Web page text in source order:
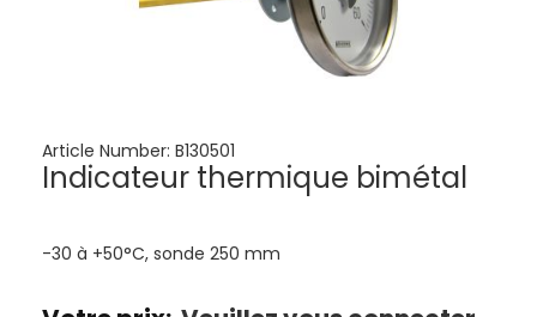
Article Number: B130501
Indicateur thermique bimétal
-30 à +50°C, sonde 250 mm